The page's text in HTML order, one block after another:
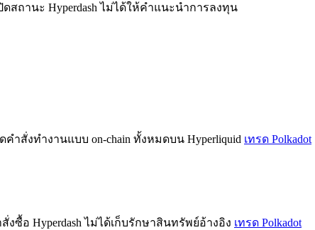
สถานะ Hyperdash ไม่ได้ให้คำแนะนำการลงทุน
ำสั่งทำงานแบบ on-chain ทั้งหมดบน Hyperliquid เทรด Polkadot
งซื้อ Hyperdash ไม่ได้เก็บรักษาสินทรัพย์อ้างอิง เทรด Polkadot